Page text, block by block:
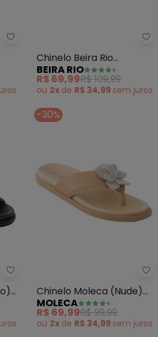
Perfecta - Chinelo (Preto) em
Chinelo Beira Rio
(Cereme) em Sintético
BEIRA RIO
R$ 69,99R$ 109,99
ou 2x de R$ 34,99 sem juros
Vizzano - Chinelo Vizzano
-30%
Chinelo Moleca (Nude)
em Sintético
MOLECA
R$ 69,99R$ 99,99
ou 2x de R$ 34,99 sem juros